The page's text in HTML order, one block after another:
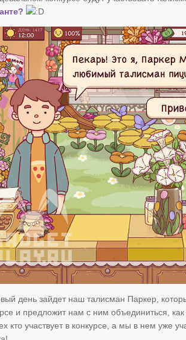
день зайдет наш талисман Паркер,
и предложит нам с ним объединиться,
кто участвует в конкурсе, а мы в нем уже